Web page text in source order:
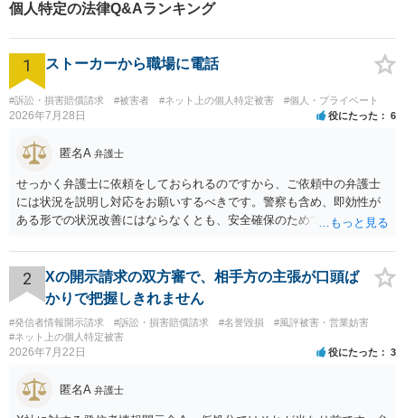
個人特定の法律Q&Aランキング
1 ストーカーから職場に電話
#訴訟・損害賠償請求 #被害者 #ネット上の個人特定被害 #個人・プライベート
2026年7月28日 役にたった 6
匿名A 弁護士
せっかく弁護士に依頼をしておられるのですから、ご依頼中の弁護士
には状況を説明し対応をお願いするべきです。警察も含め、即効性が
ある形での状況改善にはならなくとも、安全確保のためできることは
2
Xの開示請求の双方審で、相手方の主張が口頭ば
かりで把握しきれません
#発信者情報開示請求 #訴訟・損害賠償請求 #名誉毀損
#風評被害・営業妨害
#ネット上の個人特定被害
2026年7月22日 役にたった 3
匿名A 弁護士